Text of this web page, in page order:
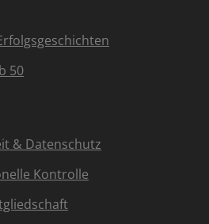
50
& Datenschutz
Kontrolle